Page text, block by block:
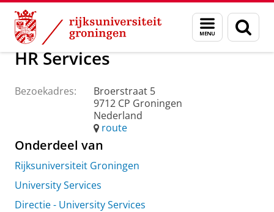
Skip
Content
Skip
Navigation
Menu
en
zoeken
Over ons Praktische zaken Waar vindt u ons
HR Services
Bezoekadres:
Broerstraat 5
9712 CP Groningen
Nederland
route
Onderdeel van
Rijksuniversiteit Groningen
University Services
Directie - University Services